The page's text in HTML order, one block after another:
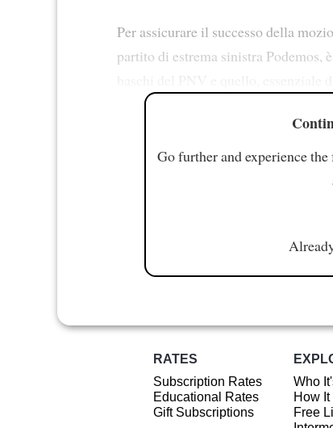
Per assicurare il successo della
partito di estrema sinistra Podemos,
Go further and experience
RATES
Subscription Rates
Educational Rates
Gift Subscriptions
Who
How
Free